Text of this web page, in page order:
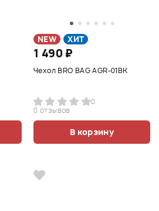
NEW ХИТ
1 490 ₽
Чехол BRO BAG AGR-01BK
0
0 отзывов
В корзину